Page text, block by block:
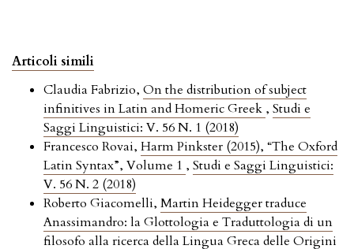
Articoli simili
Claudia Fabrizio, On the distribution of subject
infinitives in Latin and Homeric Greek , Studi e
Saggi Linguistici: V. 56 N. 1 (2018)
Francesco Rovai, Harm Pinkster (2015), “The Oxford
Latin Syntax”, Volume 1 , Studi e Saggi Linguistici:
V. 56 N. 2 (2018)
Roberto Giacomelli, Martin Heidegger traduce
Anassimandro: la Glottologia e Traduttologia di un
filosofo alla ricerca della Lingua Greca delle Origini